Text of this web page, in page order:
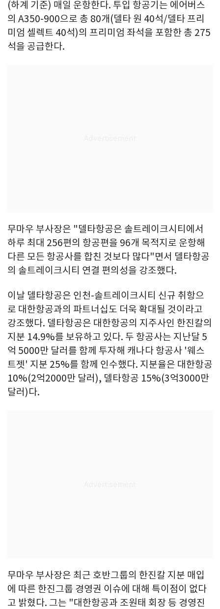
(하계 기준) 매일 운항한다. 투입 항공기는 에어버스
의 A350-900으로 총 80개(델타 원 40석/델타 프리
미엄 셀렉트 40석)의 프리미엄 좌석을 포함한 총 275
석을 공급한다.
무마우 부사장은 "델타항공은 솔트레이크시티에서
하루 최대 256편의 항공편을 96개 목적지로 운항해
다른 모든 항공사를 합친 것보다 많다"면서 델타항공
의 솔트레이크시티 연결 편의성을 강조했다.
이날 델타항공은 인천-솔트레이크시티 신규 취항으
로 대한항공과의 파트너십도 더욱 확대될 것이라고
강조했다. 델타항공은 대한항공의 지주사인 한진칼의
지분 14.9%를 보유하고 있다. 두 항공사는 지난달 5
억 5000만 달러를 함께 투자해 캐나다 항공사 '웨스
트젯' 지분 25%를 함께 인수했다. 지분율은 대한항공
10%(2억2000만 달러), 델타항공 15%(3억3000만
달러)다.
무마우 부사장은 최근 호반그룹의 한진칼 지분 매입
에 따른 한진그룹 경영권 이슈에 대해 특이점이 없다
고 밝혔다. 그는 "대한항공과 조원태 회장 등 경영진